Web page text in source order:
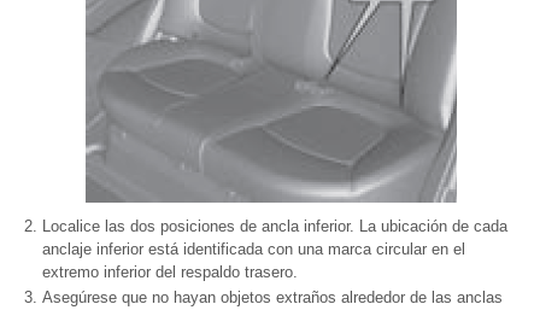
Localice las dos posiciones de ancla inferior. La ubicación de cada
anclaje inferior está identificada con una marca circular en el
extremo inferior del respaldo trasero.
Asegúrese que no hayan objetos extraños alrededor de las anclas